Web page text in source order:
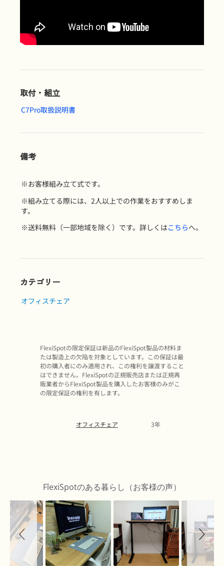
取付・組立
C7Pro取扱説明書
備考
※お客様組み立て式です。
※組み立てる際には、2人以上での作業をおすすめしま
す。
※送料無料（一部地域を除く）です。詳しくはこちらへ。
カテゴリー
オフィスチェア
FlexiSpotの限定保証は新品のFlexiSpot製品の材料ま
たは製造上の欠陥を対象としています。この保証は最
初の購入者にのみ適用され、この権利を譲渡すること
はできません。FlexiSpotの正規販売店または正規再
販業者からFlexiSpot製品を購入したお客様のみがこ
の限定保証の権利を有します。
オフィスチェア 3年
FlexiSpotのある暮らし（お客様の声）